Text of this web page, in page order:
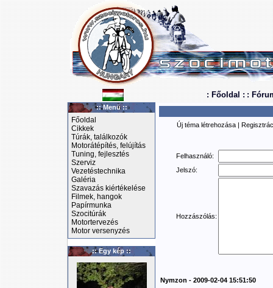
: Főoldal : :
:: Menü ::
Főoldal
Cikkek
Túrák, találkozók
Motorátépítés, felújítás
Tuning, fejlesztés
Szerviz
Vezetéstechnika
Galéria
Szavazás kiértékelése
Filmek, hangok
Papírmunka
Szocitúrák
Motortervezés
Motor versenyzés
:: Egy kép ::
Új téma létrehozása |
Felhasználó:
Jelszó:
Hozzászólás:
Nymzon - 2009-02-04 15:51:50